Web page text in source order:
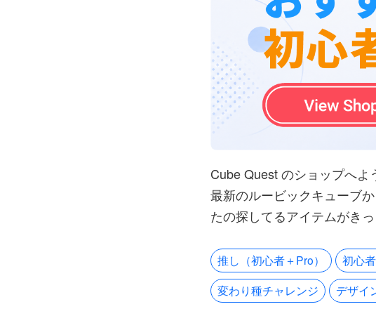
Cube Quest のショップへよ
最新のルービックキューブ
たの探してるアイテムがきっ
推し（初心者＋Pro） 初心
変わり種チャレンジ
デザイ